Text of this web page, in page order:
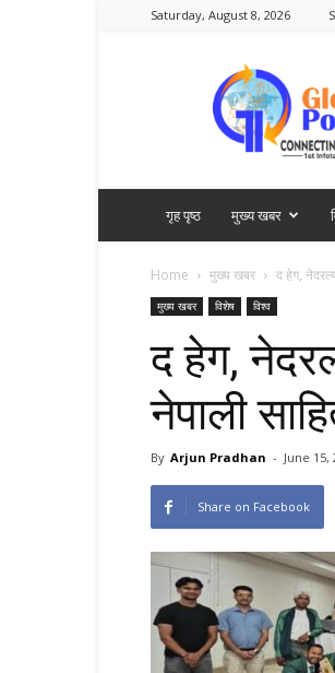
Saturday, August 8, 2026
Global
PostInfo
गृह पृष्ठ मुख्य खबर
Home मुख्य खबर द हेग,
मुख्य खबर विशेष विश्व
द हेग,
नेपाली
By Arjun Pradhan - June 15,
Share on Facebook